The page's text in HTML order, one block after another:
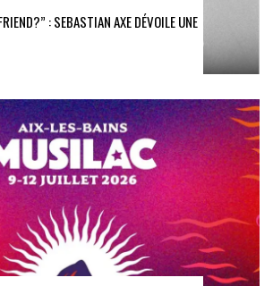
: SEBASTIAN AXE DÉVOILE UNE